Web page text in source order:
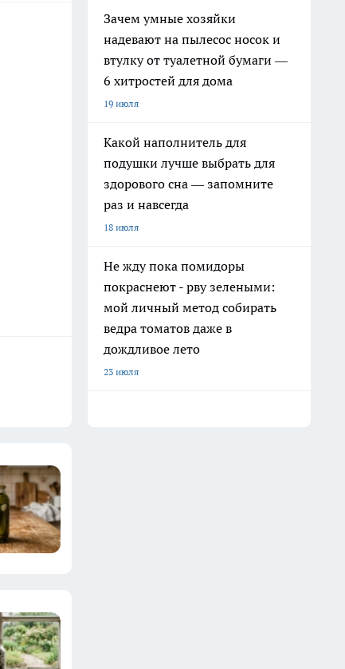
Зачем умные хозяйки
надевают на пылесос носок и
втулку от туалетной бумаги —
6 хитростей для дома
19 июля
Какой наполнитель для
подушки лучше выбрать для
здорового сна — запомните
раз и навсегда
18 июля
Не жду пока помидоры
покраснеют - рву зелеными:
мой личный метод собирать
ведра томатов даже в
дождливое лето
23 июля